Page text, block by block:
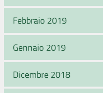
Febbraio 2019
Gennaio 2019
Dicembre 2018